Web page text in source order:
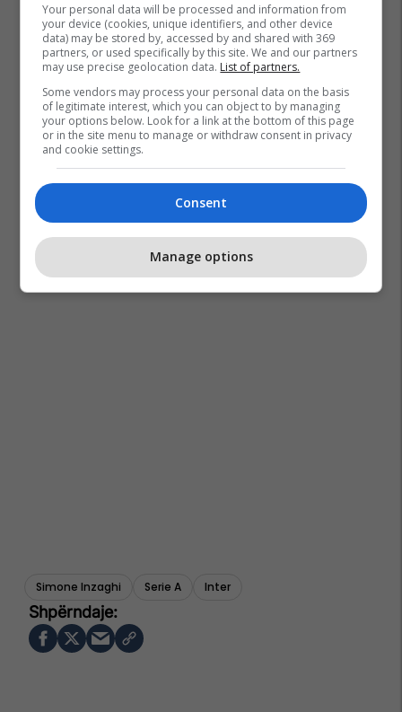
Simone Inzaghi Serie A Inter
Your personal data will be processed and information from
your device (cookies, unique identifiers, and other device
data) may be stored by, accessed by and shared with 369
partners, or used specifically by this site. We and our partners
may use precise geolocation data. List of partners.
Some vendors may process your personal data on the basis
of legitimate interest, which you can object to by managing
your options below. Look for a link at the bottom of this page
or in the site menu to manage or withdraw consent in privacy
and cookie settings.
Consent
Manage options